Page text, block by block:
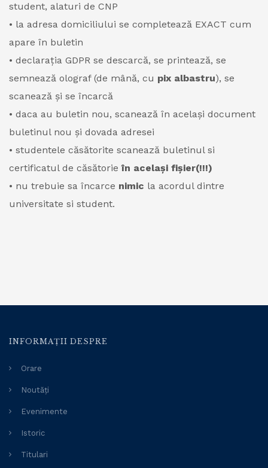
student, alaturi de CNP
• la adresa domiciliului se completează EXACT cum
apare în buletin
• declarația GDPR se descarcă, se printează, se
semnează olograf (de mână, cu pix albastru), se
scanează și se încarcă
• daca au buletin nou, scanează în același document
buletinul nou și dovada adresei
• studentele căsătorite scanează buletinul si
certificatul de căsătorieîn același fișier(!!!)
• nu trebuie sa încarce nimic la acordul dintre
universitate si student.
INFORMAȚII DESPRE
Orare
Noutăți
Evenimente
Istoric
Titulari